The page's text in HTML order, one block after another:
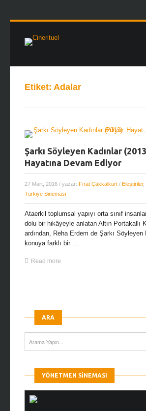
Etiket: Adalar
Şarkı Söyleyen Kadınlar
Hayatına Devam Ediyor
27 Mart, 2016 / yazar: Fırat Çakkalkurt / Eleştiriler,
Türkiye Sineması
Ataerkil toplumsal yapıyı orta sınıf
dolu bir hikâyeyle anlatan Altın Portakallı
ardından, Reha Erdem de Şarkı Söyleyen
konuya farklı bir ...
Read more
ARA
YÖNETMEN SINEMASI